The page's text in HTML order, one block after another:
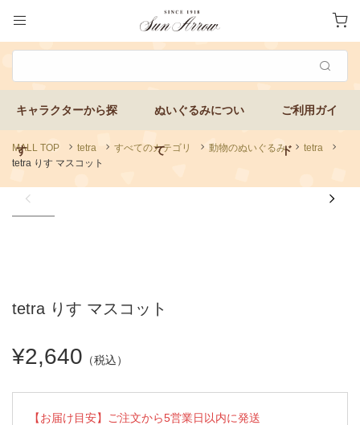
MALL TOP tetra すべてのカテゴリ 動物のぬいぐるみ
tetra
tetra りす マスコット
tetra りす マスコット
¥2,640 （税込）
【お届け目安】ご注文から5営業日以内に発送